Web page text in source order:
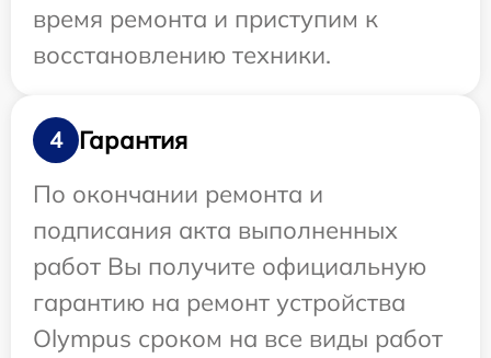
время ремонта и приступим к
восстановлению техники.
4
Гарантия
По окончании ремонта и
подписания акта выполненных
работ Вы получите официальную
гарантию на ремонт устройства
Olympus сроком на все виды работ